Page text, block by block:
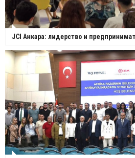
JCI Анкара: лидерство и